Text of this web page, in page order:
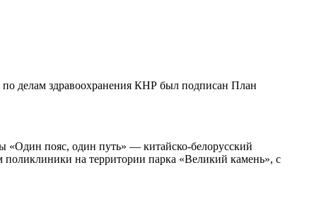
делам здравоохранения КНР был подписан План
«Один пояс, один путь» — китайско-белорусский
на территории парка «Великий камень», с